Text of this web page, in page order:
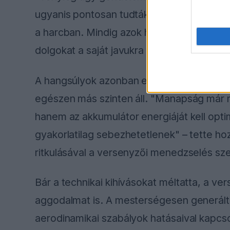
ugyanis pontosan tudták, hogyan
a harcban. Mindig azok hozták ki a
dolgokat a saját javukra fordítani" –
A hangsúlyok azonban eltolódtak, hiszen
egészen más szinten áll. "Manapság
hanem az akkumulátor energiáját kell
gyakorlatilag sebezhetetlenek" – tette
ritkulásával a versenyzői menedzselés
Bár a technikai kihívásokat méltatta, a
aggodalmat is. A mesterségesen
aerodinamikai szabályok hatásaival